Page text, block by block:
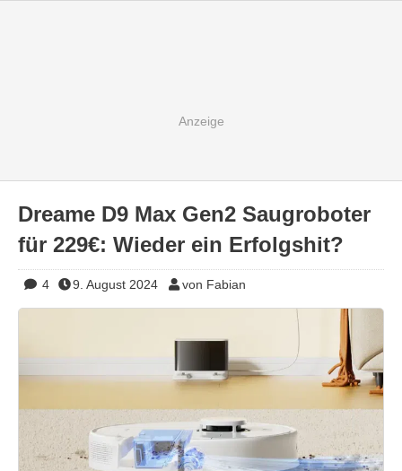
Dreame D9 Max Gen2 Saugroboter
für 229€: Wieder ein Erfolgshit?
4 9. August 2024 von Fabian